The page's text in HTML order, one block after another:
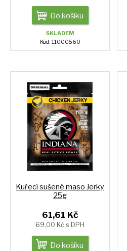
Do košíku
SKLADEM
Kód: 11000560
Kuřecí sušené maso Jerky
25g
61,61 Kč
69,00 Kč s DPH
Do košíku